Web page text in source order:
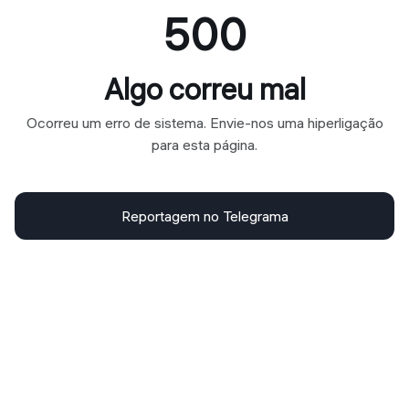
500
Algo correu mal
Ocorreu um erro de sistema. Envie-nos uma hiperligação
para esta página.
Reportagem no Telegrama